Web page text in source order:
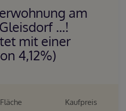
am
...!
mit einer
4,12%)
Fläche
Kaufpreis